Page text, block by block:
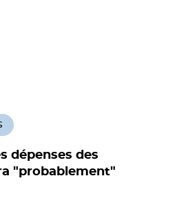
dépenses des
"probablement"